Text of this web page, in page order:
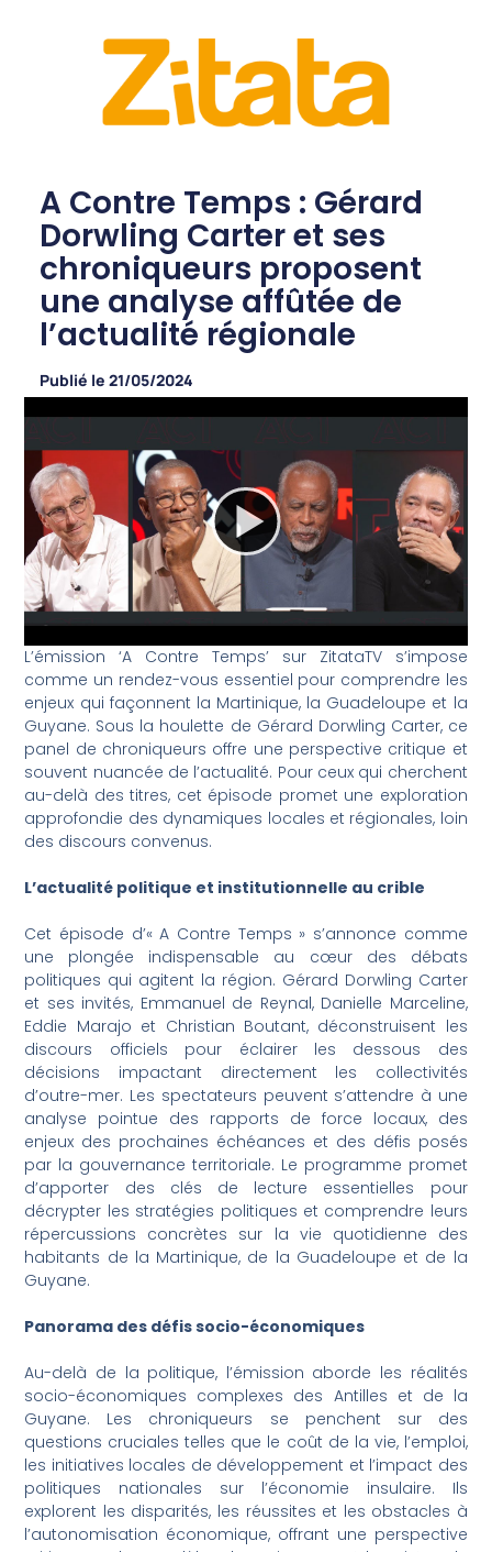
A Contre Temps : Gérard
Dorwling Carter et ses
chroniqueurs proposent
une analyse affûtée de
l’actualité régionale
Publié le 21/05/2024
L’émission ‘A Contre Temps’ sur ZitataTV s’impose
comme un rendez-vous essentiel pour comprendre les
enjeux qui façonnent la Martinique, la Guadeloupe et la
Guyane. Sous la houlette de Gérard Dorwling Carter, ce
panel de chroniqueurs offre une perspective critique et
souvent nuancée de l’actualité. Pour ceux qui cherchent
au-delà des titres, cet épisode promet une exploration
approfondie des dynamiques locales et régionales, loin
des discours convenus.
L’actualité politique et institutionnelle au crible
Cet épisode d’« A Contre Temps » s’annonce comme
une plongée indispensable au cœur des débats
politiques qui agitent la région. Gérard Dorwling Carter
et ses invités, Emmanuel de Reynal, Danielle Marceline,
Eddie Marajo et Christian Boutant, déconstruisent les
discours officiels pour éclairer les dessous des
décisions impactant directement les collectivités
d’outre-mer. Les spectateurs peuvent s’attendre à une
analyse pointue des rapports de force locaux, des
enjeux des prochaines échéances et des défis posés
par la gouvernance territoriale. Le programme promet
d’apporter des clés de lecture essentielles pour
décrypter les stratégies politiques et comprendre leurs
répercussions concrètes sur la vie quotidienne des
habitants de la Martinique, de la Guadeloupe et de la
Guyane.
Panorama des défis socio-économiques
Au-delà de la politique, l’émission aborde les réalités
socio-économiques complexes des Antilles et de la
Guyane. Les chroniqueurs se penchent sur des
questions cruciales telles que le coût de la vie, l’emploi,
les initiatives locales de développement et l’impact des
politiques nationales sur l’économie insulaire. Ils
explorent les disparités, les réussites et les obstacles à
l’autonomisation économique, offrant une perspective